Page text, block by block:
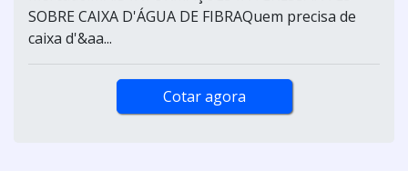
SOBRE CAIXA D'ÁGUA DE FIBRAQuem precisa de
caixa d'&aa...
Cotar agora